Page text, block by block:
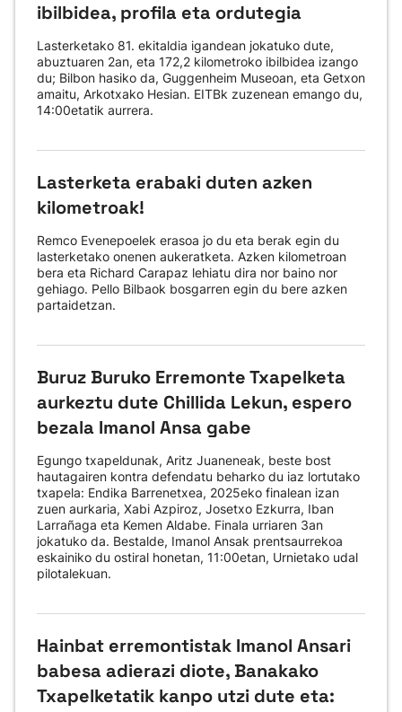
ibilbidea, profila eta ordutegia
Lasterketako 81. ekitaldia igandean jokatuko dute,
abuztuaren 2an, eta 172,2 kilometroko ibilbidea izango
du; Bilbon hasiko da, Guggenheim Museoan, eta Getxon
amaitu, Arkotxako Hesian. EITBk zuzenean emango du,
14:00etatik aurrera.
Lasterketa erabaki duten azken
kilometroak!
Remco Evenepoelek erasoa jo du eta berak egin du
lasterketako onenen aukeratketa. Azken kilometroan
bera eta Richard Carapaz lehiatu dira nor baino nor
gehiago. Pello Bilbaok bosgarren egin du bere azken
partaidetzan.
Buruz Buruko Erremonte Txapelketa
aurkeztu dute Chillida Lekun, espero
bezala Imanol Ansa gabe
Egungo txapeldunak, Aritz Juaneneak, beste bost
hautagairen kontra defendatu beharko du iaz lortutako
txapela: Endika Barrenetxea, 2025eko finalean izan
zuen aurkaria, Xabi Azpiroz, Josetxo Ezkurra, Iban
Larrañaga eta Kemen Aldabe. Finala urriaren 3an
jokatuko da. Bestalde, Imanol Ansak prentsaurrekoa
eskainiko du ostiral honetan, 11:00etan, Urnietako udal
pilotalekuan.
Hainbat erremontistak Imanol Ansari
babesa adierazi diote, Banakako
Txapelketatik kanpo utzi dute eta: